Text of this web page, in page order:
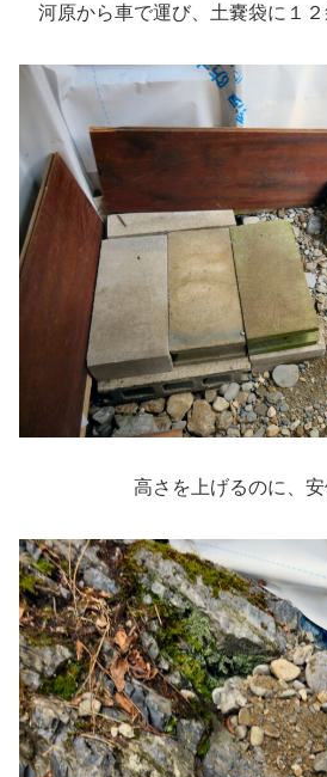
河原から車で運び、土嚢袋に１２
高さを上げるのに、